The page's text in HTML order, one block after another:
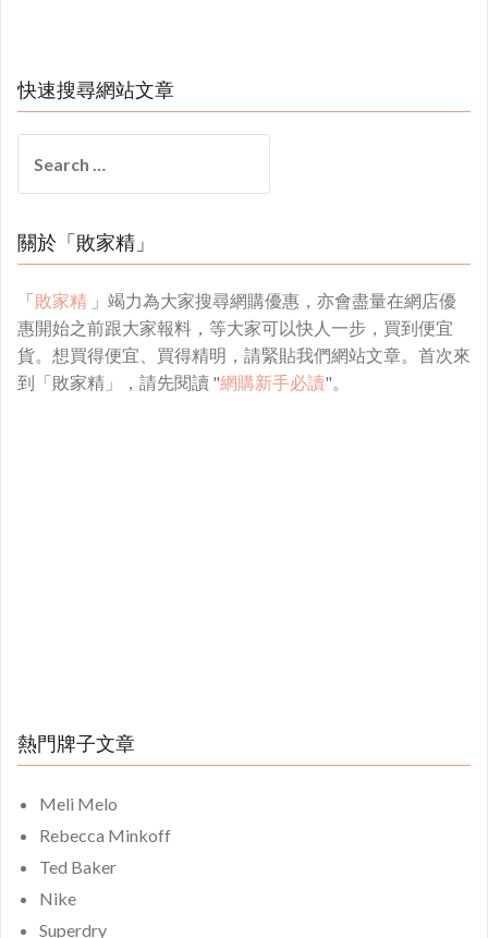
快速搜尋網站文章
for:
關於「敗家精」
「敗家精 」竭力為大家搜尋網購優惠，亦會盡量在網店優
惠開始之前跟大家報料，等大家可以快人一步，買到便宜
貨。想買得便宜、買得精明，請緊貼我們網站文章。首次來
到「敗家精」，請先閱讀 "網購新手必讀"。
熱門牌子文章
Meli Melo
Rebecca Minkoff
Ted Baker
Nike
Superdry